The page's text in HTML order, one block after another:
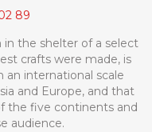
89
the shelter of a select
crafts were made, is
international scale
and Europe, and that
the five continents and
audience.